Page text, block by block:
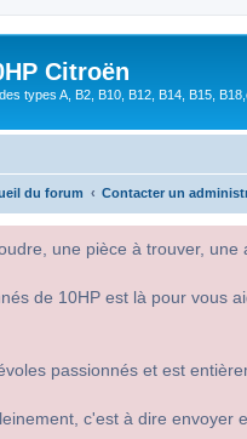
Citroën
types A, B2, B10, B12, B14, B15,
du forum Contacter un
une pièce à trouver, une
de 10HP est là pour vous
passionnés et est
c'est à dire